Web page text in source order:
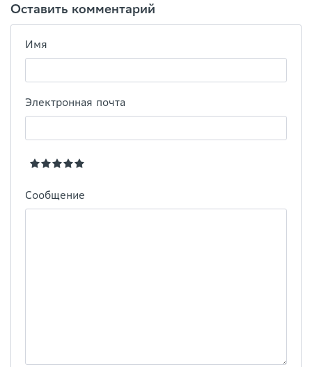
Оставить комментарий
Имя
Электронная почта
Сообщение